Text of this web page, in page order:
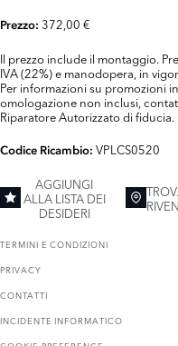
Prezzo: 372,00 €
Il prezzo include il montaggio.
IVA (22%) e manodopera, in
Per informazioni su promozioni
omologazione non inclusi,
Riparatore Autorizzato di fiducia.
Codice Ricambio: VPLCS0520
AGGIUNGI
ALLA LISTA DEI
DESIDERI
TERMINI E CONDIZIONI
PRIVACY
CONTATTI
INCIDENTE INFORMATICO